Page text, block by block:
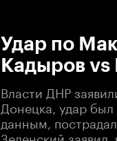
Удар по
Кадыров vs
Власти ДНР
Донецка, удар
данным,
Зеленский